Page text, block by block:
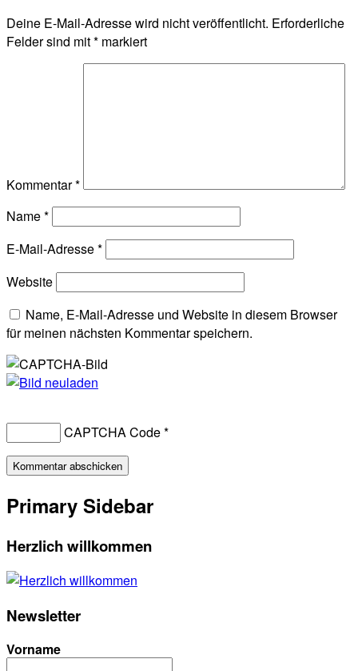
Deine E-Mail-Adresse wird nicht veröffentlicht. Erforderliche
Felder sind mit* markiert
Kommentar*
Name*
E-Mail-Adresse*
Website
Name, E-Mail-Adresse und Website in diesem Browser
für meinen nächsten Kommentar speichern.
CAPTCHA Code*
Primary Sidebar
Herzlich willkommen
Newsletter
Vorname